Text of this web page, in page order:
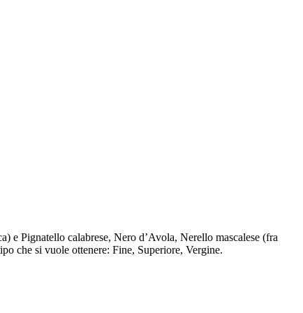
e Pignatello calabrese, Nero d’Avola, Nerello mascalese (fra
che si vuole ottenere: Fine, Superiore, Vergine.